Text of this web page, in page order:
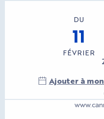
Ouverture
DU
11
FÉVRIER
Ajouter à